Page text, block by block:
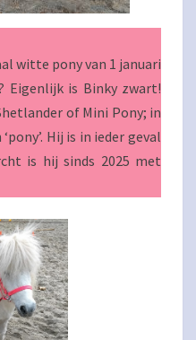
witte pony van 1 januari
Eigenlijk is Binky zwart!
of Mini Pony; in
Hij is in ieder geval
is hij sinds 2025 met